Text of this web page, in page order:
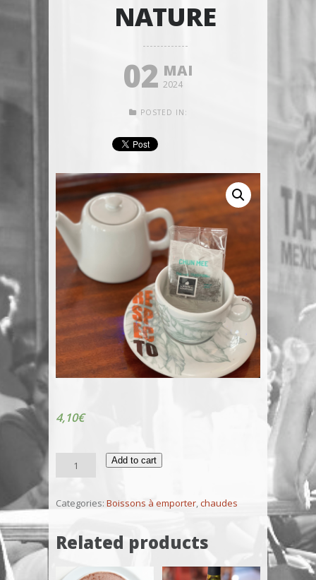
NATURE
02 MAI
2024
POSTED IN:
4,10€
quantity
Add to cart
Categories: Boissons à emporter,chaudes
Related products